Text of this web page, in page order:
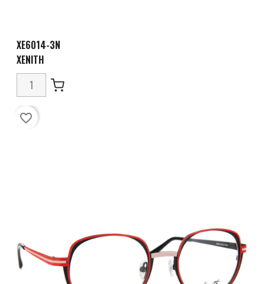
XE6014-3N
XENITH
favorite_border